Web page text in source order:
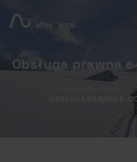
Obsługa prawna
OBSŁUGA PRAWNA E-